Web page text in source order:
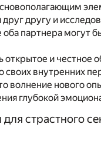
другу и
партнера могут
открытое и
внутренних
волнение нового
глубокой
страстного